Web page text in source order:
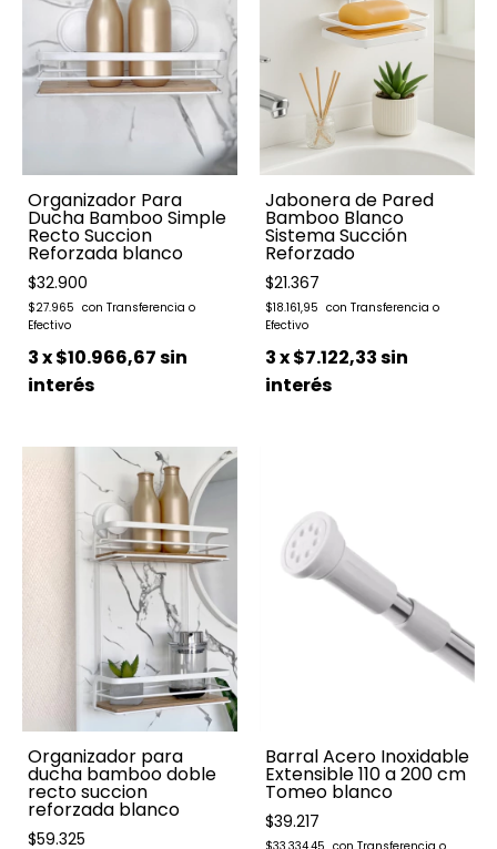
Organizador Para
Ducha Bamboo Simple
Recto Succion
Reforzada blanco
$32.900
$27.965
3x$10.966,67sin
interés
Jabonera de Pared
Bamboo Blanco
Sistema Succión
Reforzado
$21.367
$18.161,95
3x$7.122,33sin
interés
Organizador para
ducha bamboo doble
recto succion
reforzada blanco
$59.325
Barral Acero Inoxidable
Extensible 110 a 200 cm
Tomeo blanco
$39.217